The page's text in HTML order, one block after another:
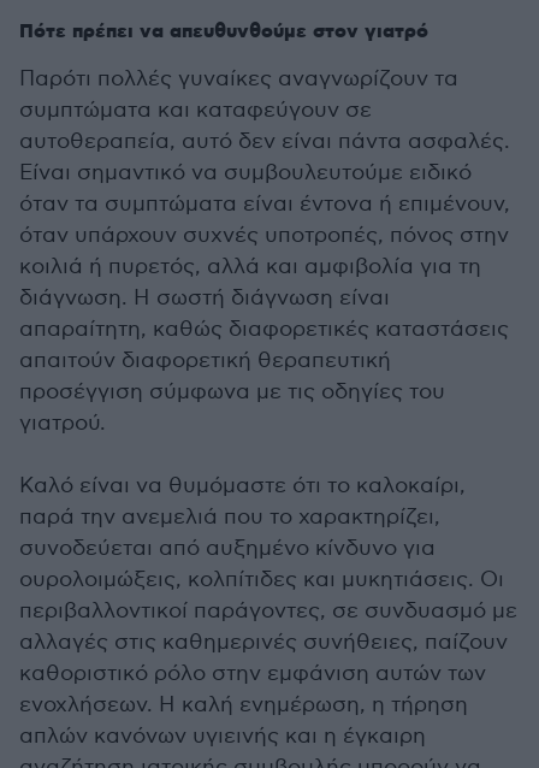
Πότε πρέπει να απευθυνθούμε στον γιατρό
Παρότι πολλές γυναίκες αναγνωρίζουν τα
συμπτώματα και καταφεύγουν σε
αυτοθεραπεία, αυτό δεν είναι πάντα ασφαλές.
Είναι σημαντικό να συμβουλευτούμε ειδικό
όταν τα συμπτώματα είναι έντονα ή επιμένουν,
όταν υπάρχουν συχνές υποτροπές, πόνος στην
κοιλιά ή πυρετός, αλλά και αμφιβολία για τη
διάγνωση. Η σωστή διάγνωση είναι
απαραίτητη, καθώς διαφορετικές καταστάσεις
απαιτούν διαφορετική θεραπευτική
προσέγγιση σύμφωνα με τις οδηγίες του
γιατρού.
Καλό είναι να θυμόμαστε ότι το καλοκαίρι,
παρά την ανεμελιά που το χαρακτηρίζει,
συνοδεύεται από αυξημένο κίνδυνο για
ουρολοιμώξεις, κολπίτιδες και μυκητιάσεις. Οι
περιβαλλοντικοί παράγοντες, σε συνδυασμό με
αλλαγές στις καθημερινές συνήθειες, παίζουν
καθοριστικό ρόλο στην εμφάνιση αυτών των
ενοχλήσεων. Η καλή ενημέρωση, η τήρηση
απλών κανόνων υγιεινής και η έγκαιρη